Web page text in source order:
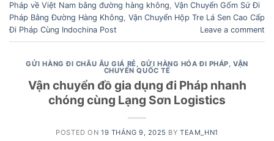
Pháp về Việt Nam bằng đường hàng không, Vận Chuyển Gốm Sứ Đi
Pháp Bằng Đường Hàng Không, Vận Chuyển Hộp Tre Lá Sen Cao Cấp
Đi Pháp Cùng Indochina Post
Leave a comment
GỬI HÀNG ĐI CHÂU ÂU GIÁ RẺ, GỬI HÀNG HÓA ĐI PHÁP,VẬN
CHUYỂN QUỐC TẾ
Vận chuyển đồ gia dụng đi Pháp nhanh
chóng cùng Lạng Sơn Logistics
POSTED ON 19 THÁNG 9, 2025 BYTEAM_HN1